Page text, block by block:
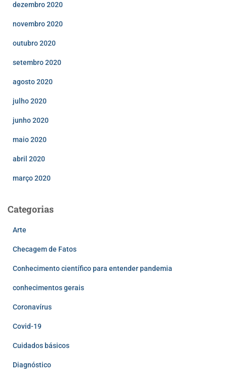
dezembro 2020
novembro 2020
outubro 2020
setembro 2020
agosto 2020
julho 2020
junho 2020
maio 2020
abril 2020
março 2020
Categorias
Arte
Checagem de Fatos
Conhecimento científico para entender pandemia
conhecimentos gerais
Coronavírus
Covid-19
Cuidados básicos
Diagnóstico